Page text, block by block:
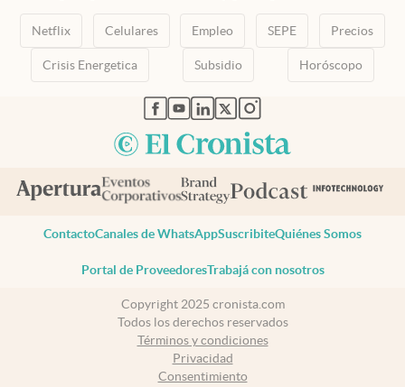
Netflix Celulares Empleo SEPE Precios
Crisis Energetica Subsidio Horóscopo
abre en nueva pestaña
abre en nueva pestaña
abre en nueva pestaña
abre en nueva pestaña
abre en nueva pestaña
ContactoCanales de WhatsAppSuscribiteQuiénes Somos
Portal de ProveedoresTrabajá con nosotros
Copyright 2025 cronista.com
Todos los derechos reservados
Términos y condiciones
Privacidad
Consentimiento